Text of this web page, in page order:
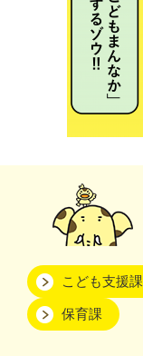
こども支援課
保育課